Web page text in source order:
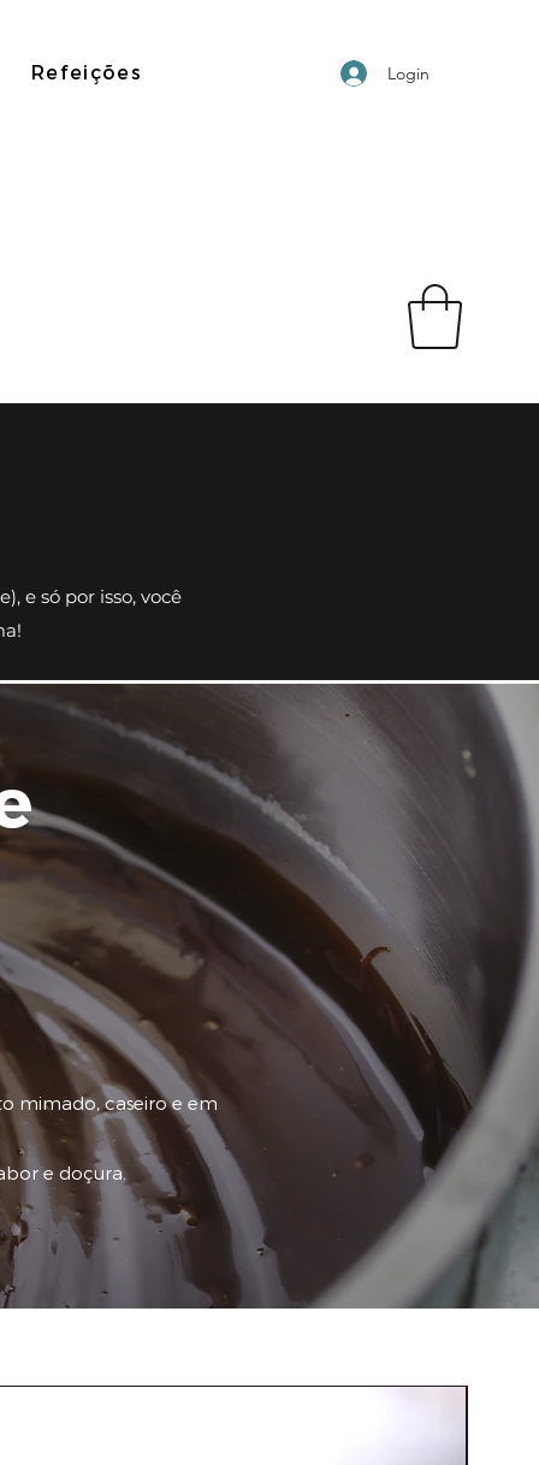
Login
Refeições
e só por isso, você
mimado, caseiro e em
e doçura.